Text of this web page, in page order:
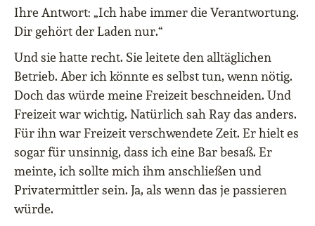
Ihre Antwort: „Ich habe immer die Verantwortung.
Dir gehört der Laden nur.“
Und sie hatte recht. Sie leitete den alltäglichen
Betrieb. Aber ich könnte es selbst tun, wenn nötig.
Doch das würde meine Freizeit beschneiden. Und
Freizeit war wichtig. Natürlich sah Ray das anders.
Für ihn war Freizeit verschwendete Zeit. Er hielt es
sogar für unsinnig, dass ich eine Bar besaß. Er
meinte, ich sollte mich ihm anschließen und
Privatermittler sein. Ja, als wenn das je passieren
würde.